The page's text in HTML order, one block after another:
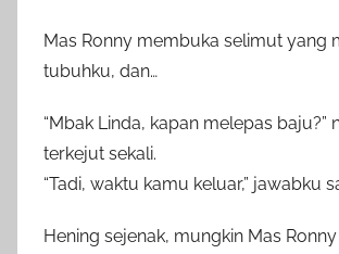
Mas Ronny membuka selimut yang
tubuhku, dan…
“Mbak Linda, kapan melepas baju?”
terkejut sekali.
“Tadi, waktu kamu keluar,” jawabku
Hening sejenak, mungkin Mas